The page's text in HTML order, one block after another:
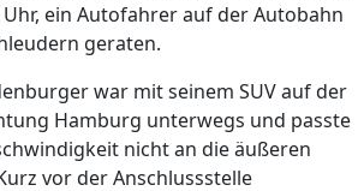
Uhr, ein Autofahrer auf der Autobahn
geraten.
war mit seinem SUV auf der
Hamburg unterwegs und passte
nicht an die äußeren
vor der Anschlussstelle